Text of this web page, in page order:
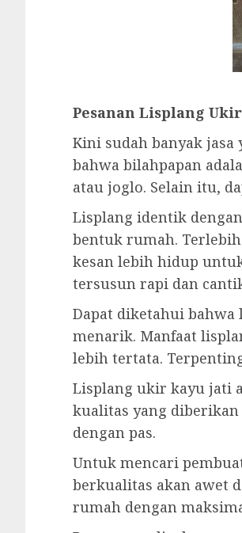
Pesanan Lisplang
Kini sudah banyak jasa
bahwa bilahpapan
atau joglo. Selain itu,
Lisplang identik
bentuk rumah.
kesan lebih hidup
tersusun rapi dan
Dapat diketahui bahwa
menarik. Manfaat
lebih tertata.
Lisplang ukir kayu jati
kualitas yang diberikan
dengan pas.
Untuk mencari
berkualitas akan awet
rumah dengan